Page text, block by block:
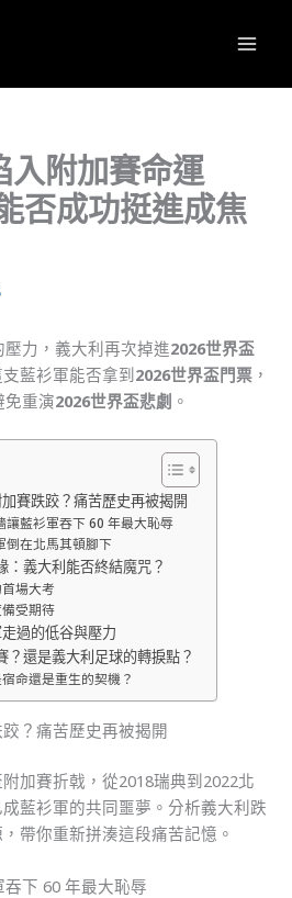
入附加賽命運
否成功挺進成焦
壓力，義大利再次掉進2026世界盃
藍衫軍能否拿到2026世界盃門票 ，
免重演2026世界盃悲劇 。
賽跌跤？痛苦歷史再被揭開
讓藍衫軍吞下 60 年最大恥辱
倒在北馬其頓腳下
：義大利能否終結魔咒？
場大考
受期待
過的低谷與壓力
？還是義大利足球的轉捩點？
命還是重生的契機？
？痛苦歷史再被揭開
加賽折戟，從2018瑞典到2022北
藍衫軍的共同噩夢。分析義大利跌
帶你重新拼湊這段痛苦記憶。
下 60 年最大恥辱